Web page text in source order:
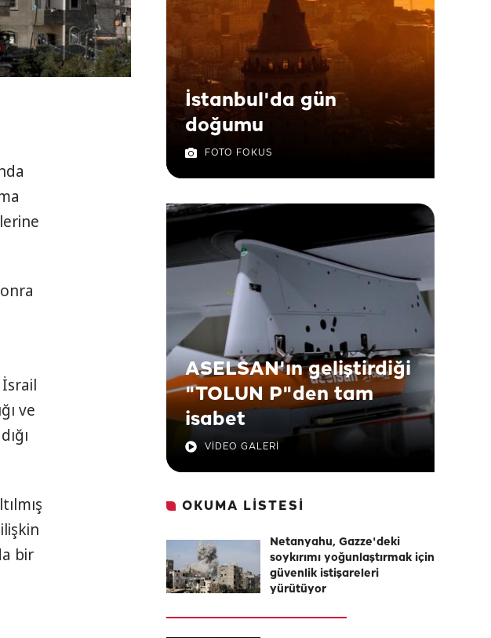
ve
bir
İstanbul'da gün
doğumu
FOTO FOKUS
ASELSAN'ın geliştirdiği
"TOLUN P"den tam
isabet
VİDEO GALERİ
OKUMA LİSTESİ
Netanyahu, Gazze'deki
soykırımı yoğunlaştırmak için
güvenlik istişareleri
yürütüyor